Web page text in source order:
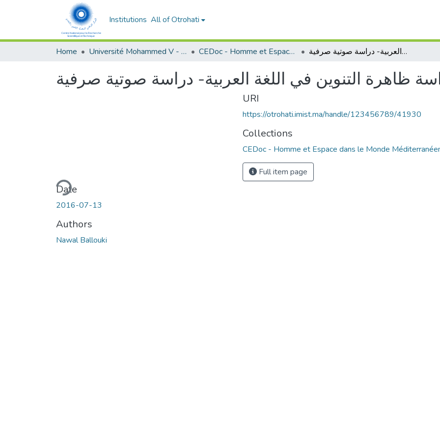
Institutions All of Otrohati
Home Université Mohammed V - Rabat CEDoc - Homme et Espace dans le Monde Méditerranéen دراسة ظاهرة التنوين في اللغة العربية- دراسة صوتية صرفية
ظاهرة التنوين في اللغة العربية- دراسة صوتية صرفية
Loading...
Date
2016-07-13
Authors
Nawal Ballouki
URI
https://otrohati.imist.ma/handle/123456789/41930
Collections
CEDoc - Homme et Espace dans le Monde
Full item page